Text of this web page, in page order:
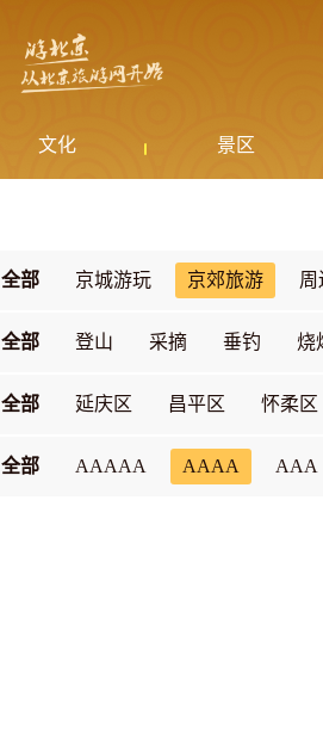
文化 景区
全部 京城游玩 京郊旅游 周
全部 登山 采摘 垂钓 烧
全部 延庆区 昌平区 怀柔区
全部 AAAAA AAAA AAA